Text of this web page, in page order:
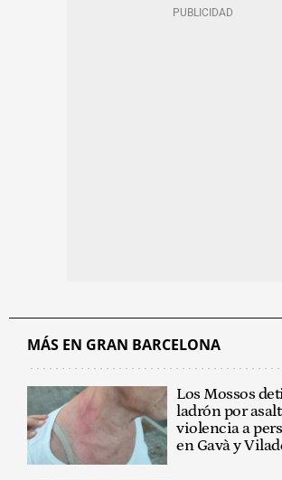
MÁS EN GRAN BARCELONA
Los Mossos
ladrón por
violencia a
en Gavà y